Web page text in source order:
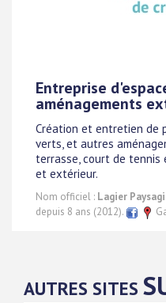
Entreprise
aménagements
Création et entretien de
verts, et autres
terrasse, court de
et extérieur.
Nom officiel : Lagier
depuis 8 ans (2012).
AUTRES SITES